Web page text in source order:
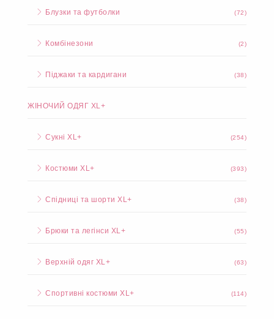
Блузки та футболки (72)
Комбінезони (2)
Піджаки та кардигани (38)
ЖІНОЧИЙ ОДЯГ XL+
Сукні XL+ (254)
Костюми XL+ (393)
Спідниці та шорти XL+ (38)
Брюки та легінси XL+ (55)
Верхній одяг XL+ (63)
Спортивні костюми XL+ (114)